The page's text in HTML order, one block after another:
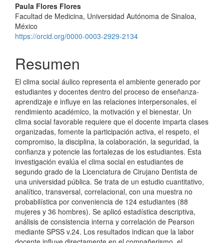
Paula Flores Flores
Facultad de Medicina, Universidad Autónoma de Sinaloa,
México
https://orcid.org/0000-0003-2929-2134
Resumen
El clima social áulico representa el ambiente generado por
estudiantes y docentes dentro del proceso de enseñanza-
aprendizaje e influye en las relaciones interpersonales, el
rendimiento académico, la motivación y el bienestar. Un
clima social favorable requiere que el docente imparta clases
organizadas, fomente la participación activa, el respeto, el
compromiso, la disciplina, la colaboración, la seguridad, la
confianza y potencie las fortalezas de los estudiantes. Esta
investigación evalúa el clima social en estudiantes de
segundo grado de la Licenciatura de Cirujano Dentista de
una universidad pública. Se trata de un estudio cuantitativo,
analítico, transversal, correlacional, con una muestra no
probabilística por conveniencia de 124 estudiantes (88
mujeres y 36 hombres). Se aplicó estadística descriptiva,
análisis de consistencia interna y correlación de Pearson
mediante SPSS v.24. Los resultados indican que la labor